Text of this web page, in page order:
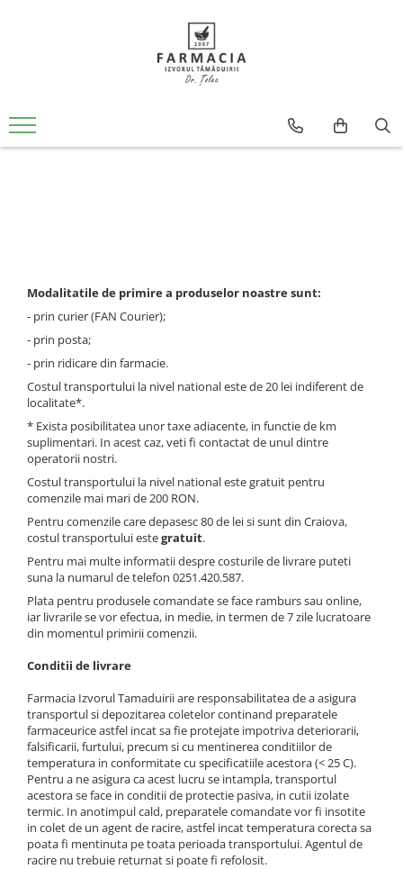
PREPARATE FARMACEUTICE
Rutina zi
Rutina seara
Seruri
Ingrijire corp
Make-up
Demachiere
Ingrijire par
Preparate vegane
PREPARATE DERMATOLOGICE
Psoriazis
Onicomicoza
Acnee
Dermatita seboreica
Pete pigmentare
Caderea parului
Pitiriazis versicolor
Alte preparate dermatologice
PREPARATE GINECOLOGICE
Infectii urinare
PREPARATE PENTRU COPII
SOLUTIE DEZINFECTANTA
ALTE AFECTIUNI
DERMATOCOSMETICE
Mediket
L'Oréal
CETAPHIL
Ceta Sibiu
Dermedic
Doctor Fiterman
Modalitatile de primire a produselor noastre sunt:
- prin curier (FAN Courier);
- prin posta;
- prin ridicare din farmacie.
Costul transportului la nivel national este de 20 lei indiferent de
localitate*.
* Exista posibilitatea unor taxe adiacente, in functie de km
suplimentari. In acest caz, veti fi contactat de unul dintre
operatorii nostri.
Costul transportului la nivel national este gratuit pentru
comenzile mai mari de 200 RON.
Pentru comenzile care depasesc 80 de lei si sunt din Craiova,
costul transportului estegratuit.
Pentru mai multe informatii despre costurile de livrare puteti
suna la numarul de telefon 0251.420.587.
Plata pentru produsele comandate se face ramburs sau online,
iar livrarile se vor efectua, in medie, in termen de 7 zile lucratoare
din momentul primirii comenzii.
Conditii de livrare
Farmacia Izvorul Tamaduirii are responsabilitatea de a asigura
transportul si depozitarea coletelor continand preparatele
farmaceurice astfel incat sa fie protejate impotriva deteriorarii,
falsificarii, furtului, precum si cu mentinerea conditiilor de
temperatura in conformitate cu specificatiile acestora (< 25 C).
Pentru a ne asigura ca acest lucru se intampla, transportul
acestora se face in conditii de protectie pasiva, in cutii izolate
termic. In anotimpul cald, preparatele comandate vor fi insotite
in colet de un agent de racire, astfel incat temperatura corecta sa
poata fi mentinuta pe toata perioada transportului. Agentul de
racire nu trebuie returnat si poate fi refolosit.